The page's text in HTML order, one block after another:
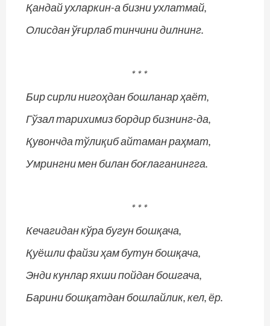
Қандай ухларкин-а бизни ухлатмай,
Олисдан ўғирлаб тинчини дилнинг.
* * *
Бир сирли нигоҳдан бошланар ҳаёт,
Гўзал тарихимиз бордир бизнинг-да,
Қувончда тўлиқиб айтаман раҳмат,
Умрингни мен билан боғлаганингга.
* * *
Кечагидан кўра бугун бошқача,
Қуёшли файзи ҳам бутун бошқача,
Энди кунлар яхши пойдан бошгача,
Барини бошқатдан бошлайлик, кел, ёр.